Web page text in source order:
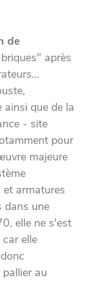
de
après
que de la
- site
pour
majeure
armatures
dans une
elle ne s'est
elle
au